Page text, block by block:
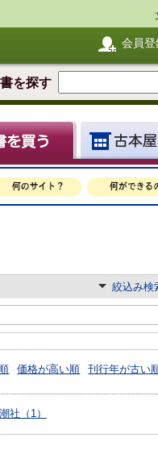
会員登
を探す
絞込み検
価格が高い順 刊行年が古い
社（1）